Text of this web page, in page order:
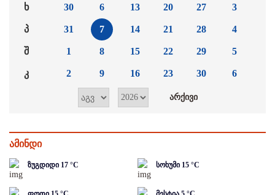
ხ
პ
შ
კ
30
31
1
2
6
7
8
9
13
14
15
16
20
21
22
23
27
28
29
30
3
4
5
6
ამინდი
ზუგდიდი 17 °C სოხუმი 15 °C